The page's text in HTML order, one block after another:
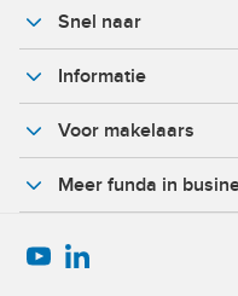
Snel naar
Informatie
Voor makelaars
Meer funda in